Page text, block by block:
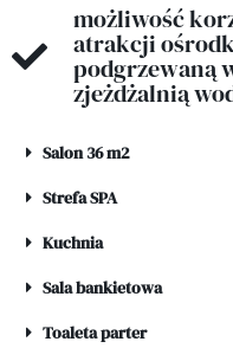
możliwość
atrakcji
podgrzewaną
zjeżdżalnią
Salon 36 m2
Strefa SPA
Kuchnia
Sala bankietowa
Toaleta parter